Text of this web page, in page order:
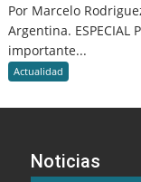
Por Marcelo
Argentina. ESPECIAL
importante...
Actualidad
Noticias